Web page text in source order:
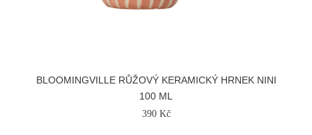
BLOOMINGVILLE RŮŽOVÝ KERAMICKÝ HRNEK NINI
100 ML
390 Kč